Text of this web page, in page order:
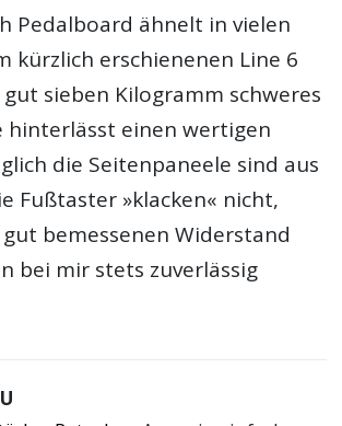
Pedalboard ähnelt in vielen
kürzlich erschienenen Line 6
gut sieben Kilogramm schweres
hinterlässt einen wertigen
die Seitenpaneele sind aus
Fußtaster »klacken« nicht,
bemessenen Widerstand
bei mir stets zuverlässig